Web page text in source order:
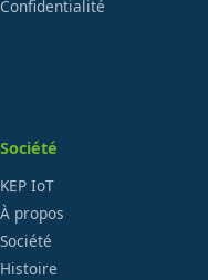
Confidentialité
Société
KEP IoT
À propos
Société
Histoire